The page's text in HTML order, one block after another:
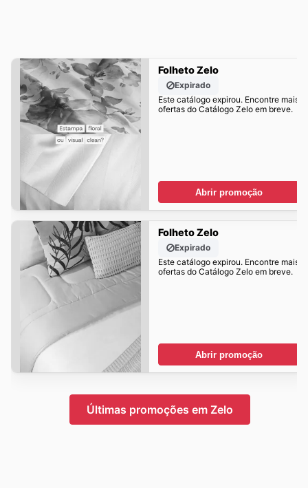
Folheto Zelo
Expirado
Este catálogo expirou. Encontre mais
ofertas do Catálogo Zelo em breve.
Abrir promoção
Folheto Zelo
Expirado
Este catálogo expirou. Encontre mais
ofertas do Catálogo Zelo em breve.
Abrir promoção
Últimas promoções em Zelo